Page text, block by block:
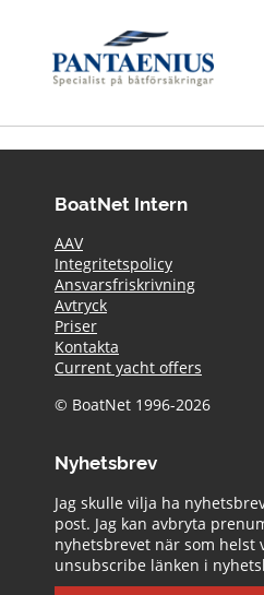
BoatNet Intern
AAV
Integritetspolicy
Ansvarsfriskrivning
Avtryck
Priser
Kontakta
Current yacht offers
© BoatNet 1996-2026
Nyhetsbrev
Jag skulle vilja ha
post. Jag kan avbryta
nyhetsbrevet när som helst
unsubscribe länken i